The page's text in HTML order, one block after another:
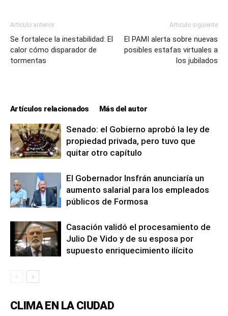
Artículo anterior
Se fortalece la inestabilidad: El
calor cómo disparador de
tormentas
Artículo siguiente
El PAMI alerta sobre nuevas
posibles estafas virtuales a
los jubilados
Artículos relacionados Más del autor
Senado: el Gobierno aprobó la ley de
propiedad privada, pero tuvo que
quitar otro capítulo
El Gobernador Insfrán anunciaría un
aumento salarial para los empleados
públicos de Formosa
Casación validó el procesamiento de
Julio De Vido y de su esposa por
supuesto enriquecimiento ilícito
CLIMA EN LA CIUDAD